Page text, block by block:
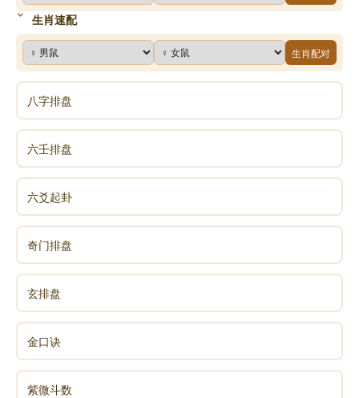
《易经》第二十六卦 大畜 山天大畜 艮上乾下
《易经》第二十七卦 颐 山雷颐 艮上震下
《易经》第二十八卦 大过 泽风大过 兑上巽下
《易经》第二十九卦 坎 坎为水 坎上坎下
《易经》第三十卦 离 离为火 离上离下
《易经》第三十一卦 咸 泽山咸 兑上艮下
《易经》第三十二卦 恒 雷风恒 震上巽下
《易经》第三十三卦 遯 天山遯 乾上艮下
《易经》第三十四卦 大壮 雷天大壮 震上乾下
生肖速配
生肖配对
八字排盘
六壬排盘
六爻起卦
奇门排盘
玄排盘
金口诀
紫微斗数